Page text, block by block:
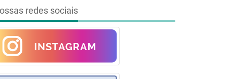
redes sociais